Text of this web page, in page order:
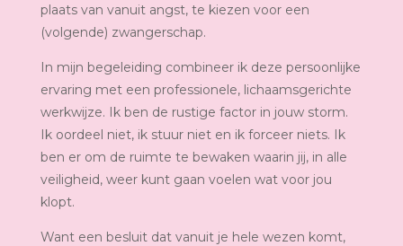
plaats van vanuit angst, te kiezen voor een
(volgende) zwangerschap.
In mijn begeleiding combineer ik deze persoonlijke
ervaring met een professionele, lichaamsgerichte
werkwijze. Ik ben de rustige factor in jouw storm.
Ik oordeel niet, ik stuur niet en ik forceer niets. Ik
ben er om de ruimte te bewaken waarin jij, in alle
veiligheid, weer kunt gaan voelen wat voor jou
klopt.
Want een besluit dat vanuit je hele wezen komt,